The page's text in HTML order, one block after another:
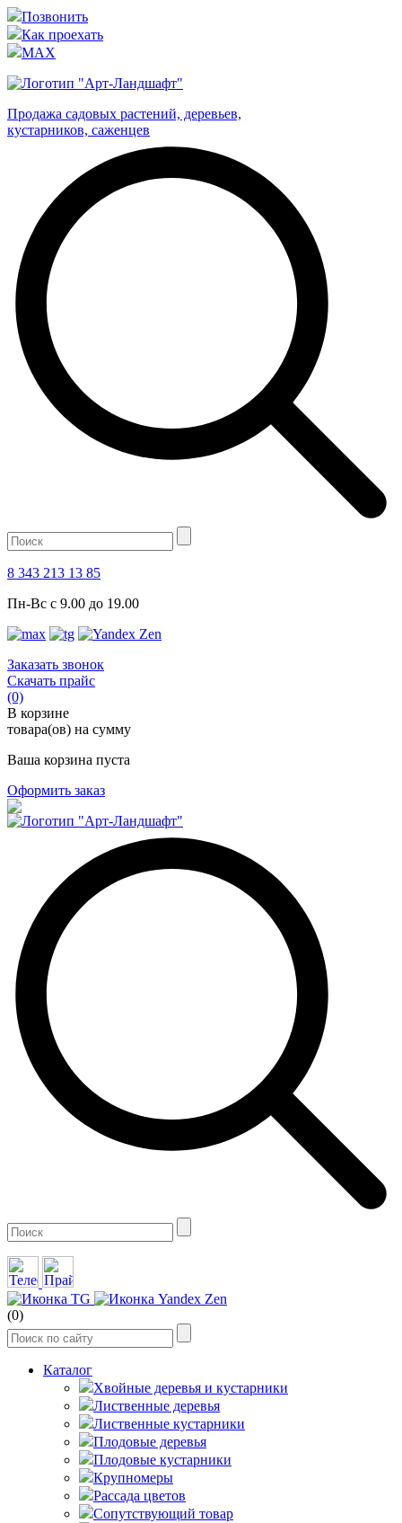
Позвонить
Как проехать
MAX
Продажа садовых растений, деревьев,
кустарников, саженцев
8 343 213 13 85
Пн-Вс с 9.00 до 19.00
Заказать звонок
Скачать прайс
(0)
В корзине
товара(ов) на сумму
Ваша корзина пуста
Оформить заказ
(0)
Каталог
Хвойные деревья и кустарники
Лиственные деревья
Лиственные кустарники
Плодовые деревья
Плодовые кустарники
Крупномеры
Рассада цветов
Сопутствующий товар